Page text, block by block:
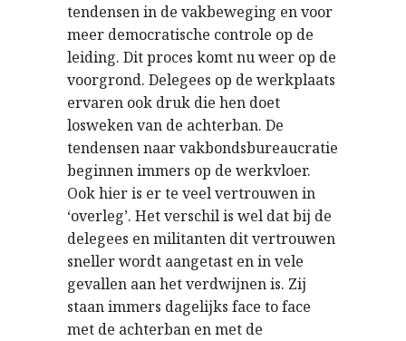
tendensen in de vakbeweging en voor
meer democratische controle op de
leiding. Dit proces komt nu weer op de
voorgrond. Delegees op de werkplaats
ervaren ook druk die hen doet
losweken van de achterban. De
tendensen naar vakbondsbureaucratie
beginnen immers op de werkvloer.
Ook hier is er te veel vertrouwen in
‘overleg’. Het verschil is wel dat bij de
delegees en militanten dit vertrouwen
sneller wordt aangetast en in vele
gevallen aan het verdwijnen is. Zij
staan immers dagelijks face to face
met de achterban en met de